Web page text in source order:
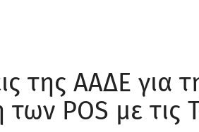
της ΑΑΔΕ για
των POS με τις